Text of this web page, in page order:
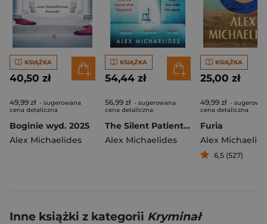
KSIĄŻKA
40,50 zł
49,99 zł - sugerowana
cena detaliczna
Boginie wyd. 2025
Alex Michaelides
KSIĄŻKA
54,44 zł
56,99 zł - sugerowana
cena detaliczna
The Silent Patient wer. angielska
Alex Michaelides
KSIĄŻKA
25,00 zł
49,99 zł -
cena detaliczna
Furia
Alex
6,5 (527)
Inne książki z kategorii Kryminał